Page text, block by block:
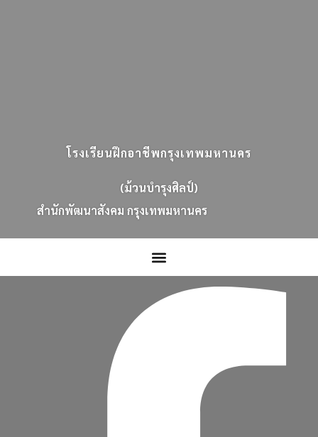
โรงเรียนฝึกอาชีพกรุงเทพมหานคร
(ม้วนบำรุงศิลป์)
สนกพฒนาสงคม กรงเทพมหานคร